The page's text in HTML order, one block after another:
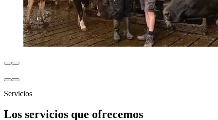
Servicios
Los servicios que ofrecemos